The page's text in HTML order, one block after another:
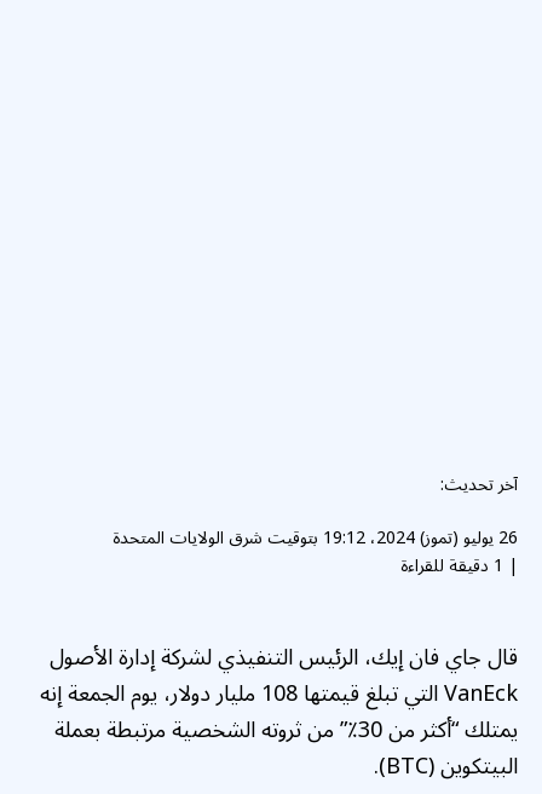
آخر تحديث:
26 يوليو (تموز) 2024، 19:12 بتوقيت شرق الولايات المتحدة
|
قال جاي فان إيك، الرئيس التنفيذي لشركة إدارة الأصول
VanEck التي تبلغ قيمتها 108 مليار دولار، يوم الجمعة إنه
يمتلك “أكثر من 30٪” من ثروته الشخصية مرتبطة بعملة
البيتكوين (BTC).